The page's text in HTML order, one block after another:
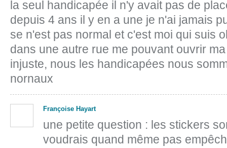
la seul handicapée il n'y avait pas de
depuis 4 ans il y en a une je n'ai jamais
se n'est pas normal et c'est moi qui suis
dans une autre rue me pouvant ouvrir
injuste, nous les handicapées nous
nornaux
Françoise Hayart
une petite question : les stickers
voudrais quand même pas